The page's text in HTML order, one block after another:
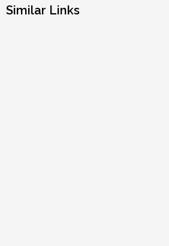
Similar Links